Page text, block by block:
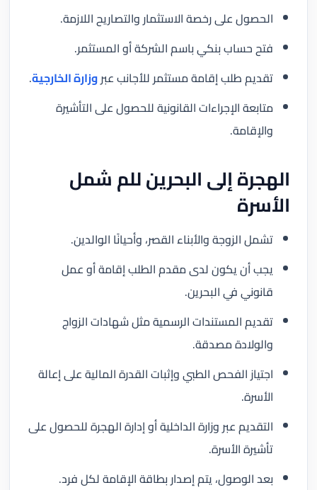
الحصول على رخصة الاستثمار والتصاريح اللازمة.
فتح حساب بنكي باسم الشركة أو المستثمر.
تقديم طلب إقامة مستثمر للأجانب عبروزارة الخارجية.
متابعة الإجراءات القانونية للحصول على التأشيرة
والإقامة.
الهجرة إلى البحرين للم شمل
الأسرة
تشمل الزوجة والأبناء القصر، وأحيانًا الوالدين.
يجب أن يكون لدى مقدم الطلب إقامة أو عمل
قانوني في البحرين.
تقديم المستندات الرسمية مثل شهادات الزواج
والولادة مصدقة.
اجتياز الفحص الطبي وإثبات القدرة المالية على إعالة
الأسرة.
التقديم عبر وزارة الداخلية أو إدارة الهجرة للحصول على
تأشيرة الأسرة.
بعد الوصول، يتم إصدار بطاقة الإقامة لكل فرد.